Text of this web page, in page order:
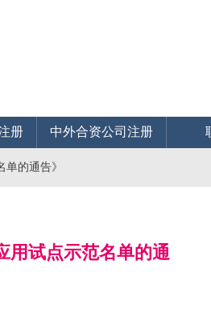
册 中外合资公司注册
的通告》
用试点示范名单的通